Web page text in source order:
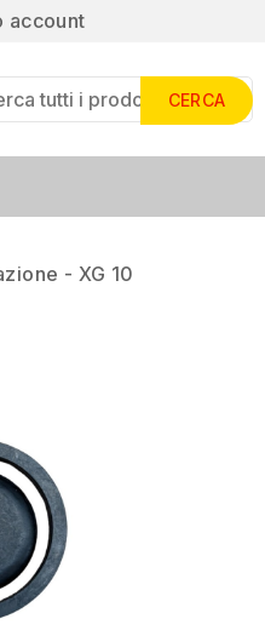
account
CERCA
- XG 10